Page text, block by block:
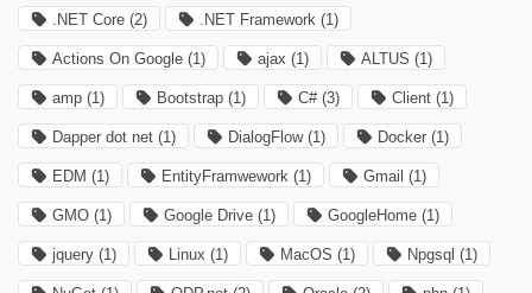
.NET Core (2) .NET Framework (1)
Actions On Google (1) ajax (1) ALTUS (1)
amp (1) Bootstrap (1) C#(3) Client (1)
Dapper dot net (1) DialogFlow(1) Docker (1)
EDM (1) EntityFramwework (1) Gmail (1)
GMO (1) Google Drive (1) GoogleHome (1)
jquery (1) Linux (1) MacOS (1) Npgsql (1)